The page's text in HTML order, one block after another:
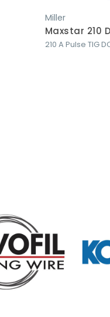
Miller
Maxstar 210
210 A Pulse TIG